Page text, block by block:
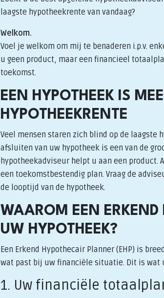
laagste hypotheekrente van vandaag?
Welkom.
Voel je welkom om mij te benaderen i.p.v.
u geen product, maar een financieel
toekomst.
EEN HYPOTHEEK IS
HYPOTHEEKRENTE
Veel mensen staren zich blind op de laagste
afsluiten van uw hypotheek is een van de
hypotheekadviseur helpt u aan een product.
een toekomstbestendig plan. Vraag de
de looptijd van de hypotheek.
WAAROM EEN
UW HYPOTHEEK?
Een Erkend Hypothecair Planner (EHP) is
wat past bij uw financiële situatie. Dit is wat
1. Uw financiële